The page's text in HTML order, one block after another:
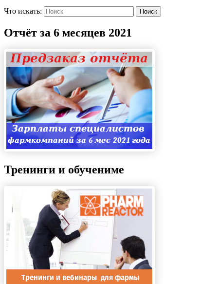
Что искать: Поиск
Отчёт за 6 месяцев 2021
Тренинги и обучениме